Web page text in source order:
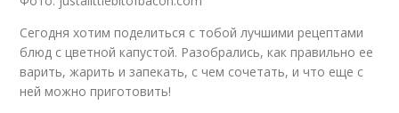
Сегодня хотим поделиться с тобой лучшими рецептами
блюд с цветной капустой. Разобрались, как правильно ее
варить, жарить и запекать, с чем сочетать, и что еще с
ней можно приготовить!